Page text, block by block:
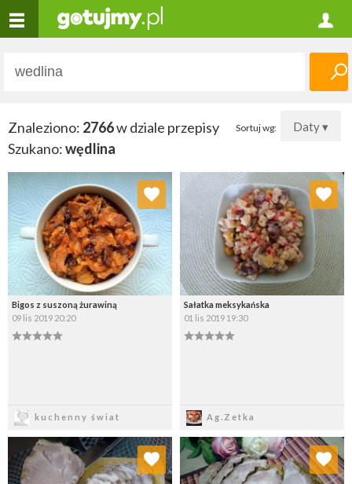
Sortuj wg: Daty ▾
Znaleziono: 2766w dziale przepisy
Szukano:wędlina
Bigos z suszoną żurawiną
09 lis 2019 20:20
kuchenny świat
Dodaj do ulubionych
Wybierz listę:
Sałatka meksykańska
01 lis 2019 19:30
Ag.Zetka
Dodaj do ulubionych
Wybierz listę:
Dodaj do ulubionych
Wybierz listę:
Dodaj do ulubionych
Wybierz listę: